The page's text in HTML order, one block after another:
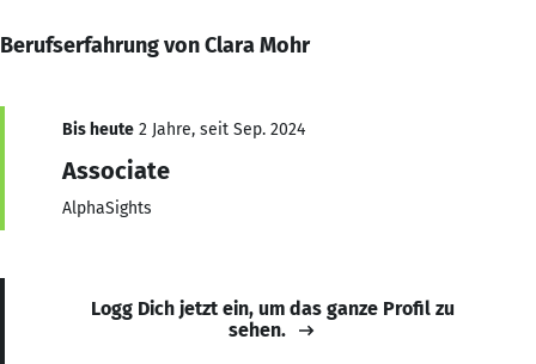
Berufserfahrung von Clara Mohr
Bis heute 2 Jahre, seit Sep. 2024
Associate
AlphaSights
Logg Dich jetzt ein, um das ganze Profil zu
sehen.